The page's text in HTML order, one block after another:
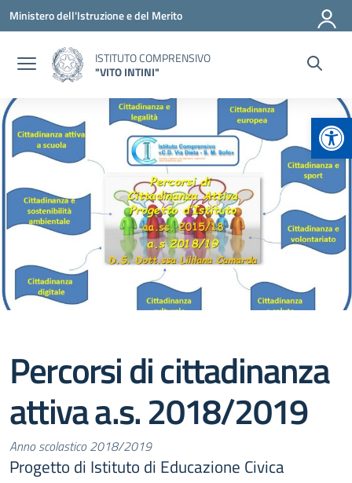
Vai ai contenuti
Vai al menu di navigazione
Vai al footer
Ministero dell'Istruzione e del Merito
ISTITUTO COMPRENSIVO
"VITO INTINI"
Percorsi di cittadinanza
attiva a.s. 2018/2019
Anno scolastico 2018/2019
Progetto di Istituto di Educazione Civica